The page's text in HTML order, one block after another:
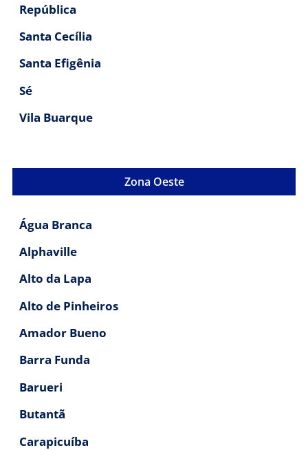
República
Santa Cecília
Santa Efigênia
Sé
Vila Buarque
Zona Oeste
Água Branca
Alphaville
Alto da Lapa
Alto de Pinheiros
Amador Bueno
Barra Funda
Barueri
Butantã
Carapicuíba